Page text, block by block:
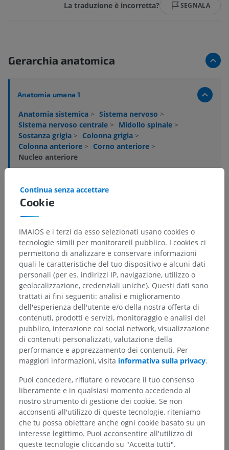
La traduzione è incorretta? SEGNALA
Gerarchia anatomica
Anatomia umana 1
Anatomia sistemica > Sistema nervoso >
Sistema nervoso centrale > Midollo spinale >
Sostanza grigia > Colonna grigia >
Colonna anteriore > Corno anteriore >
Nucleo anteriore
soggiacenti per questa parte anatomica
Traduzioni
Hai notato un errore?
Non esitare a suggerire una correzione, traduzione o
un miglioramento dei contenuti.
SCARICA L'APP
Cookie
Continua senza accettare
IMAIOS e i terzi da esso selezionati usano cookies o
tecnologie simili per monitorareil pubblico. I cookies ci
permettono di analizzare e conservare informazioni
quali le caratteristiche del tuo dispositivo e alcuni dati
personali (per es. indirizzi IP, navigazione, utilizzo o
geolocalizzazione, credenziali uniche). Questi dati sono
trattati ai fini seguenti: analisi e miglioramento
dell'esperienza dell'utente e/o della nostra offerta di
contenuti, prodotti e servizi, monitoraggio e analisi del
pubblico, interazione coi social network, visualizzazione
di contenuti personalizzati, valutazione della
performance e apprezzamento dei contenuti. Per
maggiori informazioni, visita informativa sulla privacy.
Puoi concedere, rifiutare o revocare il tuo consenso
liberamente e in qualsiasi momento accedendo al
nostro strumento di gestione dei cookie. Se non
acconsenti all'utilizzo di queste tecnologie, riteniamo
che tu possa obiettare anche ogni cookie basato su un
interesse legittimo. Puoi acconsentire all'utilizzo di
queste tecnologie cliccando su "Accetta tutti".